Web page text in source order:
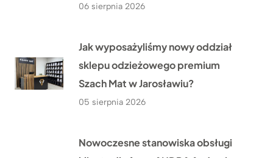
06 sierpnia 2026
Jak wyposażyliśmy nowy oddział
sklepu odzieżowego premium
Szach Mat w Jarosławiu?
05 sierpnia 2026
Nowoczesne stanowiska obsługi